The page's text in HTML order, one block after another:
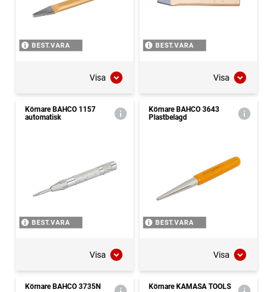
BEST.VARA
Visa
BEST.VARA
Visa
Körnare BAHCO 1157
automatisk
BEST.VARA
Visa
Körnare BAHCO 3643
Plastbelagd
BEST.VARA
Visa
Körnare BAHCO 3735N Körnare KAMASA TOOLS